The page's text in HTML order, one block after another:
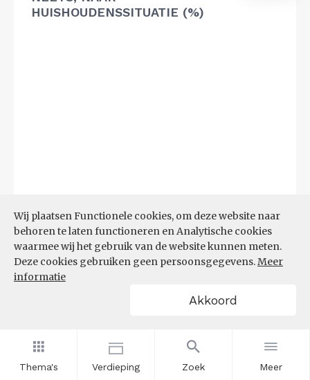
Thema's Verdieping Zoek Meer
Wij plaatsen Functionele cookies, om deze website naar
behoren te laten functioneren en Analytische cookies
waarmee wij het gebruik van de website kunnen meten.
Deze cookies gebruiken geen persoonsgegevens.Meer
informatie
Akkoord
HUISHOUDENSSITUATIE (%)